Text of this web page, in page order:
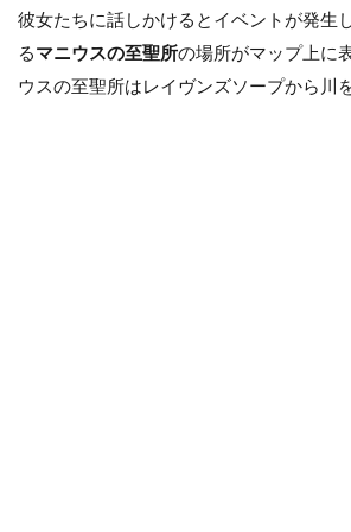
彼女たちに話しかけるとイベントが発生
るマニウスの至聖所の場所がマップ上に
ウスの至聖所はレイヴンズソープから川